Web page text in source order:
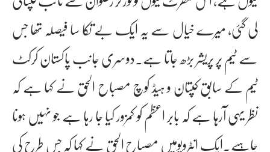
لی گئی، میرے خیال سے یہ ایک بے تکا سا فیصلہ تھا جس
سے ٹیم پر پریشر بڑھ جاتا ہے۔دوسری جانب پاکستان کرکٹ
ٹیم کے سابق کپتان و ہیڈ کوچ مصباح الحق نے کہا ہے کہ
نظر یہی آرہا ہے کہ بابر اعظم کو کمزور کیا جا رہا ہے جو نہیں ہونا
چاہیے۔ایک انٹرویومیں مصباح الحق نے کہا کہ جس طرح کی